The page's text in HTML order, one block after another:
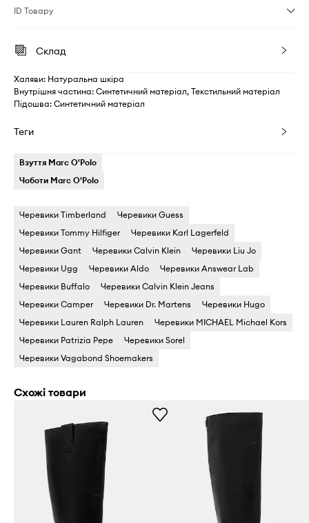
ID Товару
Склад
Халяви: Натуральна шкіра
Внутрішня частина: Синтетичний матеріал, Текстильний матеріал
Підошва: Синтетичний матеріал
Теги
Взуття Marc O'Polo
Чоботи Marc O'Polo
Черевики Timberland
Черевики Guess
Черевики Tommy Hilfiger
Черевики Karl Lagerfeld
Черевики Gant
Черевики Calvin Klein
Черевики Liu Jo
Черевики Ugg
Черевики Aldo
Черевики Answear Lab
Черевики Buffalo
Черевики Calvin Klein Jeans
Черевики Camper
Черевики Dr. Martens
Черевики Hugo
Черевики Lauren Ralph Lauren
Черевики MICHAEL Michael Kors
Черевики Patrizia Pepe
Черевики Sorel
Черевики Vagabond Shoemakers
Схожі товари